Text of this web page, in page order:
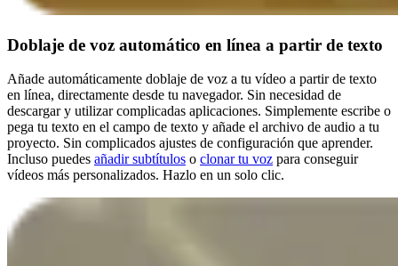
Doblaje de voz automático en línea a partir de texto
Añade automáticamente doblaje de voz a tu vídeo a partir de texto
en línea, directamente desde tu navegador. Sin necesidad de
descargar y utilizar complicadas aplicaciones. Simplemente escribe o
pega tu texto en el campo de texto y añade el archivo de audio a tu
proyecto. Sin complicados ajustes de configuración que aprender.
Incluso puedes añadir subtítulos o clonar tu voz para conseguir
vídeos más personalizados. Hazlo en un solo clic.